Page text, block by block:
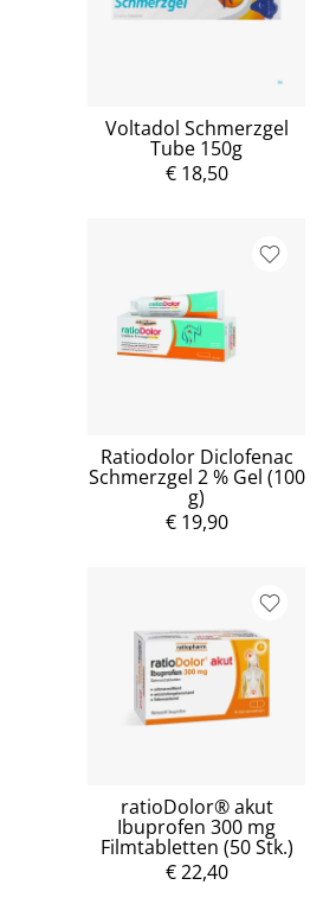
Voltadol Schmerzgel
Tube 150g
€ 18,50
Ratiodolor Diclofenac
Schmerzgel 2 % Gel (100
g)
€ 19,90
ratioDolor® akut
Ibuprofen 300 mg
Filmtabletten (50 Stk.)
€ 22,40